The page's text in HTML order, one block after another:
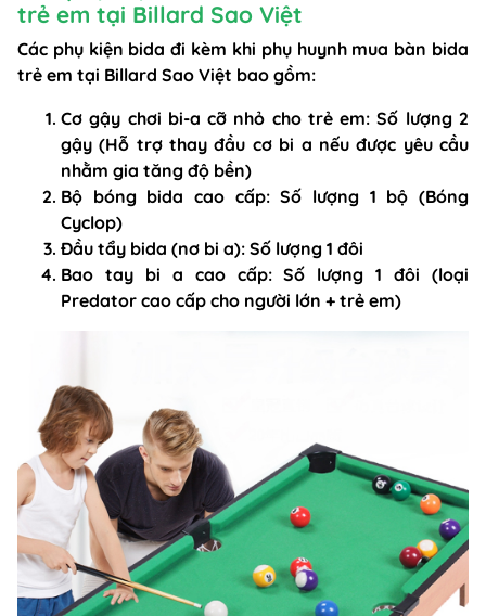
trẻ em tại Billard Sao Việt
Các phụ kiện bida đi kèm khi phụ huynh mua bàn bida
trẻ em tại Billard Sao Việt bao gồm:
Cơ gậy chơi bi-a cỡ nhỏ cho trẻ em: Số lượng 2
gậy (Hỗ trợthay đầu cơ bi a nếu được yêu cầu
nhằm gia tăng độ bền)
Bộ bóng bida cao cấp: Số lượng 1 bộ (Bóng
Cyclop)
Đầu tẩy bida (nơ bi a): Số lượng 1 đôi
Bao tay bi a cao cấp: Số lượng 1 đôi (loại
Predator cao cấp cho người lớn + trẻ em)